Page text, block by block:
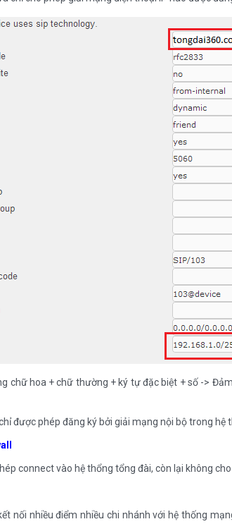
chữ hoa + chữ thường + ký tự đặc biệt + số ->
được phép đăng ký bởi giải mạng nội bộ trong hệ
connect vào hệ thổng tổng đài, còn lại không
nối nhiều điểm nhiều chi nhánh với hệ thống